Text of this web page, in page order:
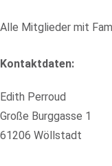
Alle Mitglieder mit
Kontaktdaten:
Edith Perroud
Große Burggasse 1
61206 Wöllstadt